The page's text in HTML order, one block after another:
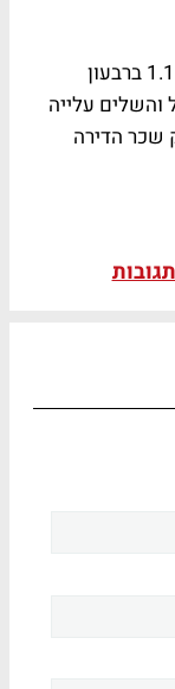
עלה שכר הדירה ב-1.15% ברבעון
ממוצעת של כ-2,312 שקל והשלים עלייה
שכר הדירה